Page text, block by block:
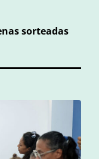
sorteadas